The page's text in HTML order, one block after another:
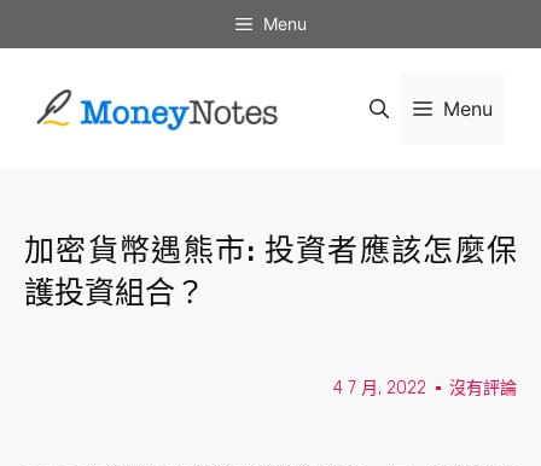
Menu
Menu
加密貨幣遇熊市: 投資者應該怎麼保
護投資組合？
4 7 月, 2022 沒有評論